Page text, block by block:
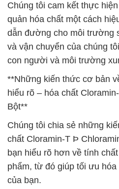
Chúng tôi cam kết thực
quản hóa chất một cách
dẫn đường cho môi trường
và vận chuyển của chúng
con người và môi trường
**Những kiến thức cơ bản
hiểu rõ – hóa chất
Bột**
Chúng tôi chia sẻ những
chất Cloramin-T Þ
bạn hiểu rõ hơn về tính
phẩm, từ đó giúp tối ưu
của bạn.